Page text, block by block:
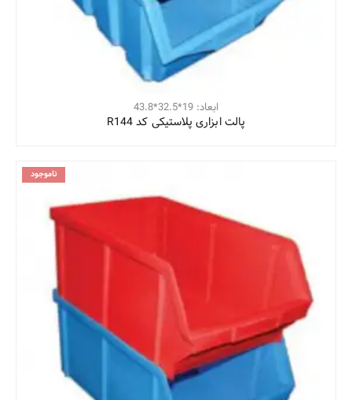
ابعاد: 19*32.5*43.8
پالت ابزاری پلاستیکی کد R144
ناموجود